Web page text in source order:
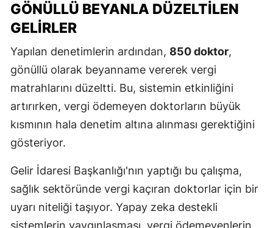
GÖNÜLLÜ BEYANLA DÜZELTILEN
GELIRLER
Yapılan denetimlerin ardından, 850 doktor,
gönüllü olarak beyanname vererek vergi
matrahlarını düzeltti. Bu, sistemin etkinliğini
artırırken, vergi ödemeyen doktorların büyük
kısmının hala denetim altına alınması gerektiğini
gösteriyor.
Gelir İdaresi Başkanlığı'nın yaptığı bu çalışma,
sağlık sektöründe vergi kaçıran doktorlar için bir
uyarı niteliği taşıyor. Yapay zeka destekli